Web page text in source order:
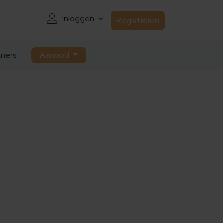
Inloggen Registreren
Aanbod